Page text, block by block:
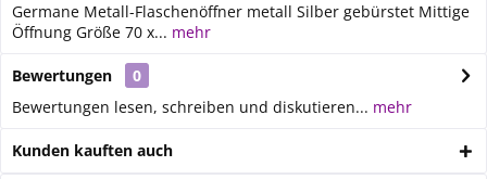
Germane Metall-Flaschenöffner metall Silber gebürstet Mittige
Öffnung Größe 70 x... mehr
Bewertungen
0
Bewertungen lesen, schreiben und diskutieren... mehr
Kunden kauften auch